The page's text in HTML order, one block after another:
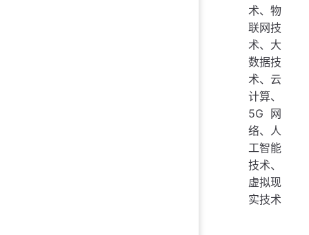
术、物
联网技
术、大
数据技
术、云
计算、
5G网
络、人
工智能
技术、
虚拟现
实技术